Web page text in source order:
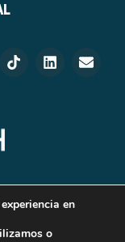
Developed by:
en
o